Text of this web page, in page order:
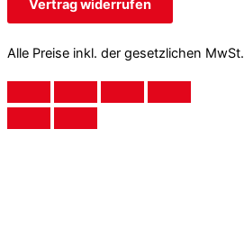
Vertrag widerrufen
Alle Preise inkl. der gesetzlichen MwSt.